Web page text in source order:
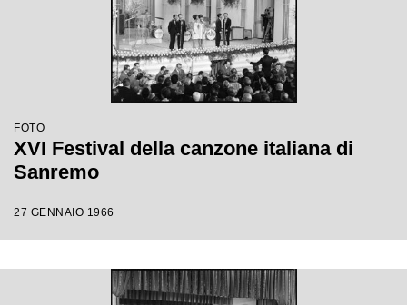
FOTO
XVI Festival della canzone italiana di
Sanremo
27 GENNAIO 1966